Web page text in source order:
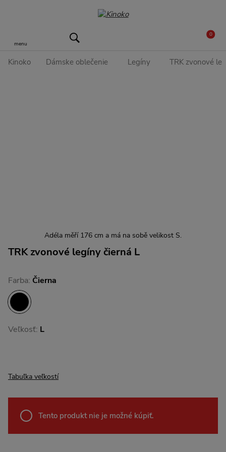
menu
0
Kinoko Dámske oblečenie Legíny TRK zvonové
Adéla měří 176 cm a má na sobě velikost S.
TRK zvonové legíny čierná L
Farba: Čierna
Veľkosť: L
Tabuľka veľkostí
Tento produkt nie je možné kúpiť.